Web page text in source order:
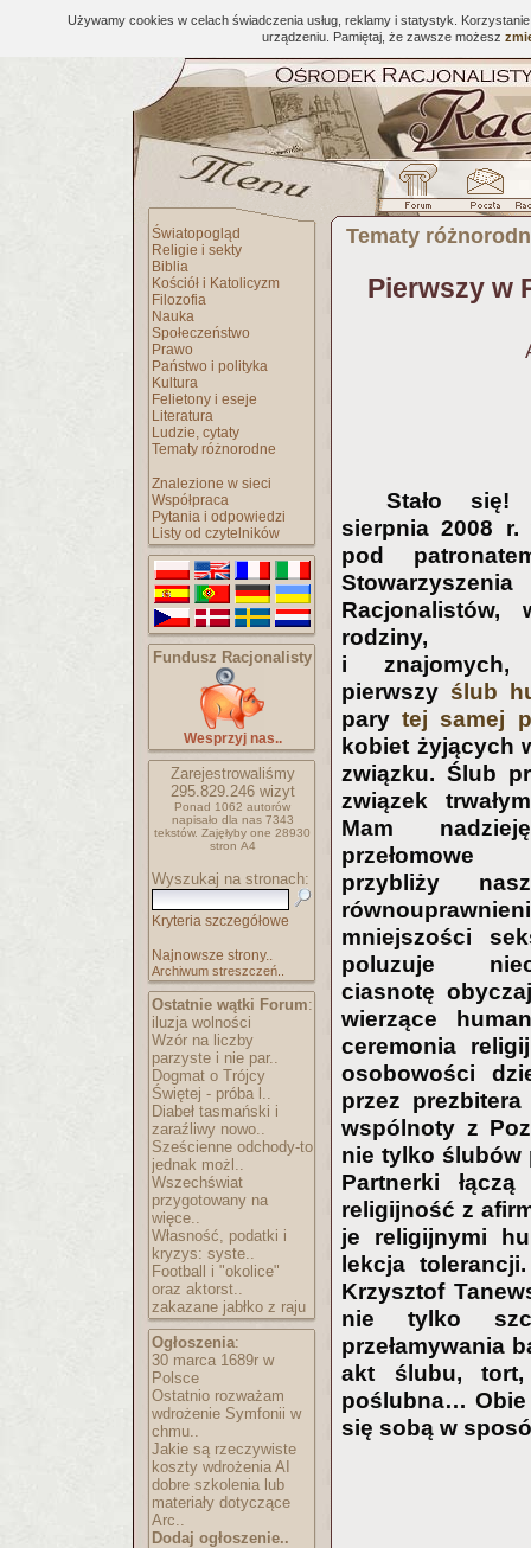
Używamy cookies w celach świadczenia usług, reklamy i statystyk.
urządzeniu. Pamiętaj, że zawsze możesz
Światopogląd
Religie i sekty
Biblia
Kościół i Katolicyzm
Filozofia
Nauka
Społeczeństwo
Prawo
Państwo i polityka
Kultura
Felietony i eseje
Literatura
Ludzie, cytaty
Tematy różnorodne
Znalezione w sieci
Współpraca
Pytania i odpowiedzi
Listy od czytelników
Fundusz Racjonalisty
Wesprzyj nas..
Zarejestrowaliśmy
295.829.246wizyt
Ponad 1062 autorów
napisało dla nas 7343
tekstów. Zajęłyby one 28930
stron A4
Wyszukaj na stronach:
Kryteria szczegółowe
Najnowsze strony..
Archiwum streszczeń..
Ostatnie wątki Forum:
iluzja wolności
Wzór na liczby
parzyste i nie par..
Dogmat o Trójcy
Świętej - próba l..
Diabeł tasmański i
zaraźliwy nowo..
Sześcienne odchody-to
jednak możl..
Wszechświat
przygotowany na
więce..
Własność, podatki i
kryzys: syste..
Football i "okolice"
oraz aktorst..
zakazane jabłko z raju
Ogłoszenia:
30 marca 1689r w
Polsce
Ostatnio rozważam
wdrożenie Symfonii w
chmu..
Jakie są rzeczywiste
koszty wdrożenia AI
dobre szkolenia lub
materiały dotyczące
Arc..
Dodaj ogłoszenie..
Tematy
Pierwszy w
Stało
sierpnia 2008 r.
pod
Stowarzyszenia
Racjonalistów,
rodziny,
i
pierwszy ślub
parytej samej
kobiet żyjących
związku. Ślub
związek
Mam
przełomowe
przybliży
mniejszości
poluzuje
ciasnotę
wierzące
ceremonia
osobowości
przez
wspólnoty z
nie tylko ślubów
Partnerki
religijność z
je religijnymi
lekcja
Krzysztof
nie tylko
przełamywania
akt ślubu,
poślubna…
się sobą w